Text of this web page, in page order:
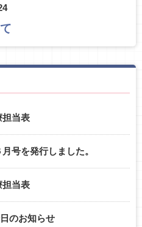
当表
号を発行しました。
当表
のお知らせ